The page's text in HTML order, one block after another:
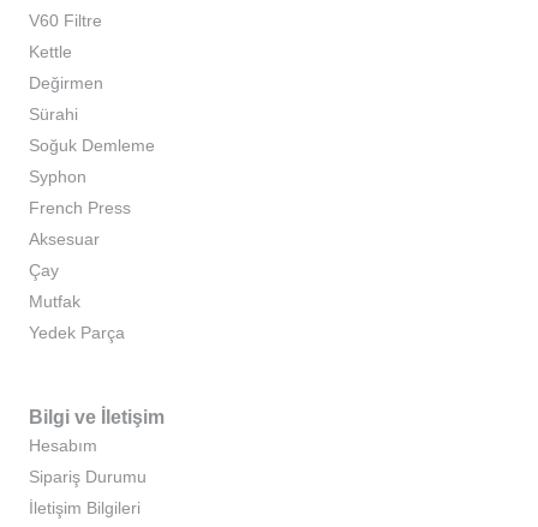
V60 Filtre
Kettle
Değirmen
Sürahi
Soğuk Demleme
Syphon
French Press
Aksesuar
Çay
Mutfak
Yedek Parça
Bilgi ve İletişim
Hesabım
Sipariş Durumu
İletişim Bilgileri